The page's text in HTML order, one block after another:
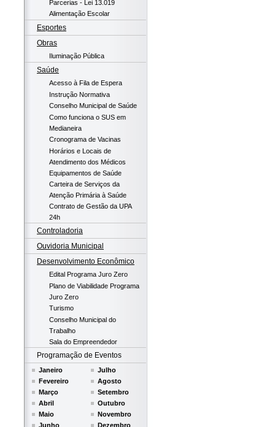
Parcerias - Lei 13.019
Alimentação Escolar
Esportes
Obras
Iluminação Pública
Saúde
Acesso à Fila de Espera
Instrução Normativa
Conselho Municipal de Saúde
Como funciona o SUS em
Medianeira
Cronograma de Vacinas
Horários e Locais de
Atendimento dos Médicos
Equipamentos de Saúde
Carteira de Serviços da
Atenção Primária à Saúde
Contrato de Gestão da UPA
24h
Controladoria
Ouvidoria Municipal
Desenvolvimento Econômico
Edital Programa Juro Zero
Plano de Viabilidade Programa
Juro Zero
Turismo
Conselho Municipal do
Trabalho
Sala do Empreendedor
Programação de Eventos
Janeiro
Fevereiro
Março
Abril
Maio
Junho
Julho
Agosto
Setembro
Outubro
Novembro
Dezembro